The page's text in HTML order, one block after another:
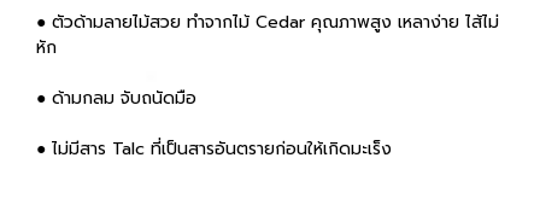
● ตัวด้ามลายไม้สวย ทำจากไม้ Cedar คุณภาพสูง เหลาง่าย ไส้ไม่
หัก
● ด้ามกลม จับถนัดมือ
● ไม่มีสาร Talc ที่เป็นสารอันตรายก่อนให้เกิดมะเร็ง